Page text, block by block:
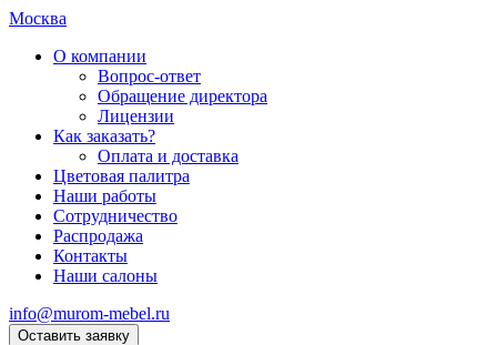
Москва
О компании
Вопрос-ответ
Обращение директора
Лицензии
Как заказать?
Оплата и доставка
Цветовая палитра
Наши работы
Сотрудничество
Распродажа
Контакты
Наши салоны
info@murom-mebel.ru
Оставить заявку